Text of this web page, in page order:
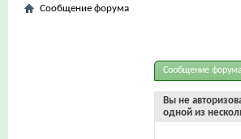
Сообщение форума
Сообщение форума
Вы не
одной из